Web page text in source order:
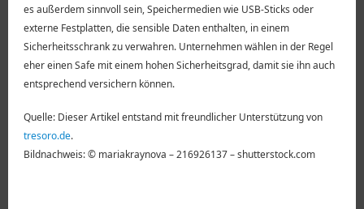
es außerdem sinnvoll sein, Speichermedien wie USB-Sticks oder
externe Festplatten, die sensible Daten enthalten, in einem
Sicherheitsschrank zu verwahren. Unternehmen wählen in der Regel
eher einen Safe mit einem hohen Sicherheitsgrad, damit sie ihn auch
entsprechend versichern können.
Quelle: Dieser Artikel entstand mit freundlicher Unterstützung von
tresoro.de.
Bildnachweis: © mariakraynova – 216926137 – shutterstock.com